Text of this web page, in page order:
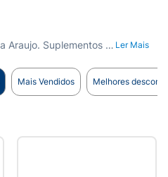
Compre Pré Treino na Drogaria Araujo. Suplementos para aumentar sua energia e foco durante os treinos. Entrega para todo o Brasil. Ler Mais
Mais Vendidos Melhores